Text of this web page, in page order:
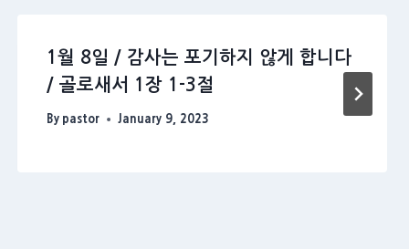
1월 8일 / 감사는 포기하지 않게 합니다
/ 골로새서 1장 1-3절
By pastor January 9, 2023